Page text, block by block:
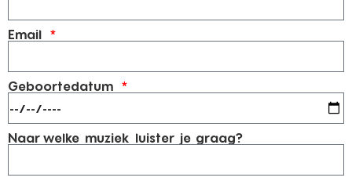
Email
Geboortedatum
Naar welke muziek luister je graag?